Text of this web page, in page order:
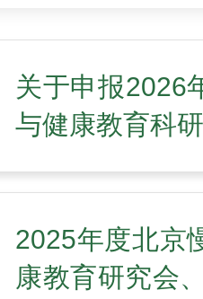
关于申报2026
与健康教育科
2025年度北京
康教育研究会